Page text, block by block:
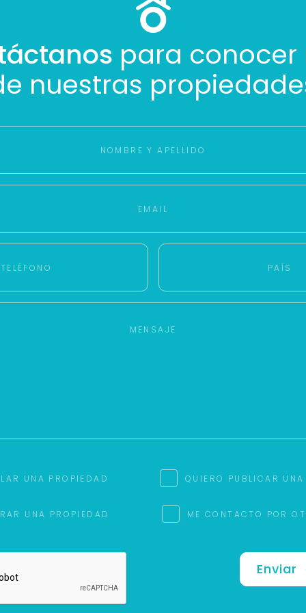
para conocer
nuestras
UNA PROPIEDAD QUIERO PUBLICAR
UNA PROPIEDAD ME CONTACTO POR
Enviar
Buscamos darte la mejor experiencia.
Con estos datos podemos responderte mejor y más rápido.